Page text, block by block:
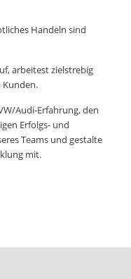
Handeln sind
arbeitest zielstrebig
Kunden.
Audi-Erfahrung, den
Erfolgs- und
Teams und gestalte
mit.